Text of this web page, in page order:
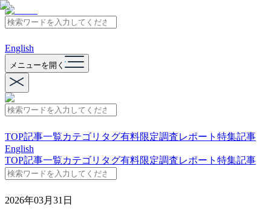
English
メニューを開く
TOP記事一覧カテゴリ タグ有料限定調査レポート 特集記事
English
TOP記事一覧カテゴリ タグ有料限定調査レポート 特集記事
2026年03月31日